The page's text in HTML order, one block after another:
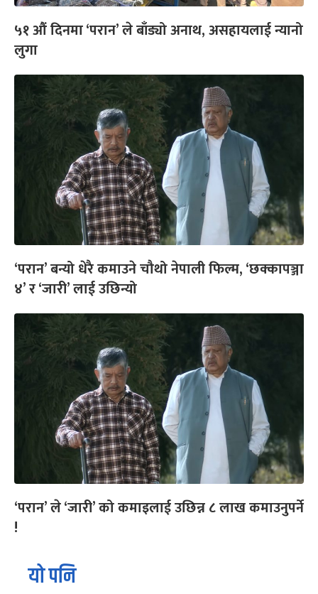
५१ औं दिनमा ‘परान’ ले बाँड्यो अनाथ, असहायलाई न्यानो
लुगा
‘परान’ बन्यो धेरै कमाउने चौथो नेपाली फिल्म, ‘छक्कापञ्जा
४’ र ‘जारी’ लाई उछिन्यो
‘परान’ ले ‘जारी’ को कमाइलाई उछिन्न ८ लाख कमाउनुपर्ने
!
यो पनि